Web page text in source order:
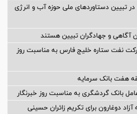
در تبیین دستاوردهای ملی حوزه آب و انرژی
آگاهی و جهادگران تبیین هستند
نفت ستاره خلیج فارس به مناسبت روز
هفت بانک سرمایه
بانک گردشگری به مناسبت روز خبرنگار
دوغارون برای تکریم زائران حسینی